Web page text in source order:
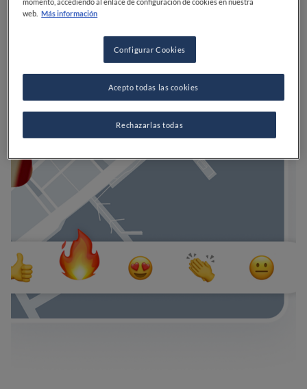
web. Más información
Configurar Cookies
Rechazarlas todas
Acepto todas las cookies